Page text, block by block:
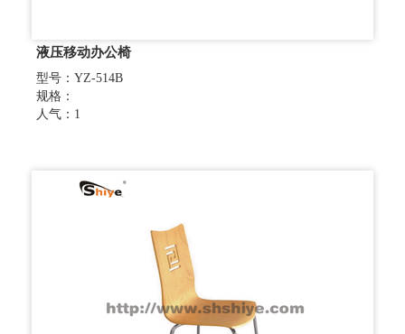
液压移动办公椅
型号：YZ-514B
规格：
人气：1